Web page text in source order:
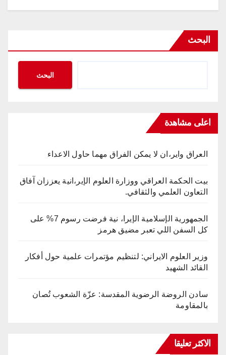
البحث
البحث
اعلى مشاهدة
العراق واير،ان لا يمكن الفراق مهما حاول الاعداء
بيت الحكمة العراقي ووزارة العلوم الإير،انية يعززان آفاق
التعاون العلمي والثقافي.
الجمهورية الإسلامية الإيرا، نية فرضت رسوم 7% على
كل السفن اللي تعبر مضيق هرمز
وزير العلوم الايراني: لتنظيم مؤتمرات علمية حول أفكار
القائد الشهيد
سادن الروضة الرضوية المقدسة: عزّة الشعوب تُصان
بالمقاومة
الاكثر تعليقا